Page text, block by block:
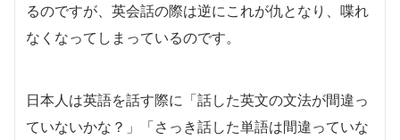
るのですが、英会話の際は逆にこれが仇となり、喋れ
なくなってしまっているのです。
日本人は英語を話す際に「話した英文の文法が間違っ
ていないかな？」「さっき話した単語は間違っていな